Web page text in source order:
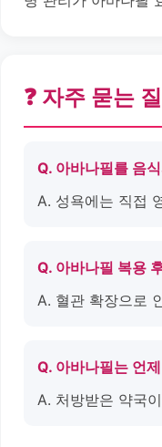
❓ 자주 묻는
Q. 아바나필를 음
A. 성욕에는 직접
Q. 아바나필 복용
A. 혈관 확장으로
Q. 아바나필는 언
A. 처방받은 약국